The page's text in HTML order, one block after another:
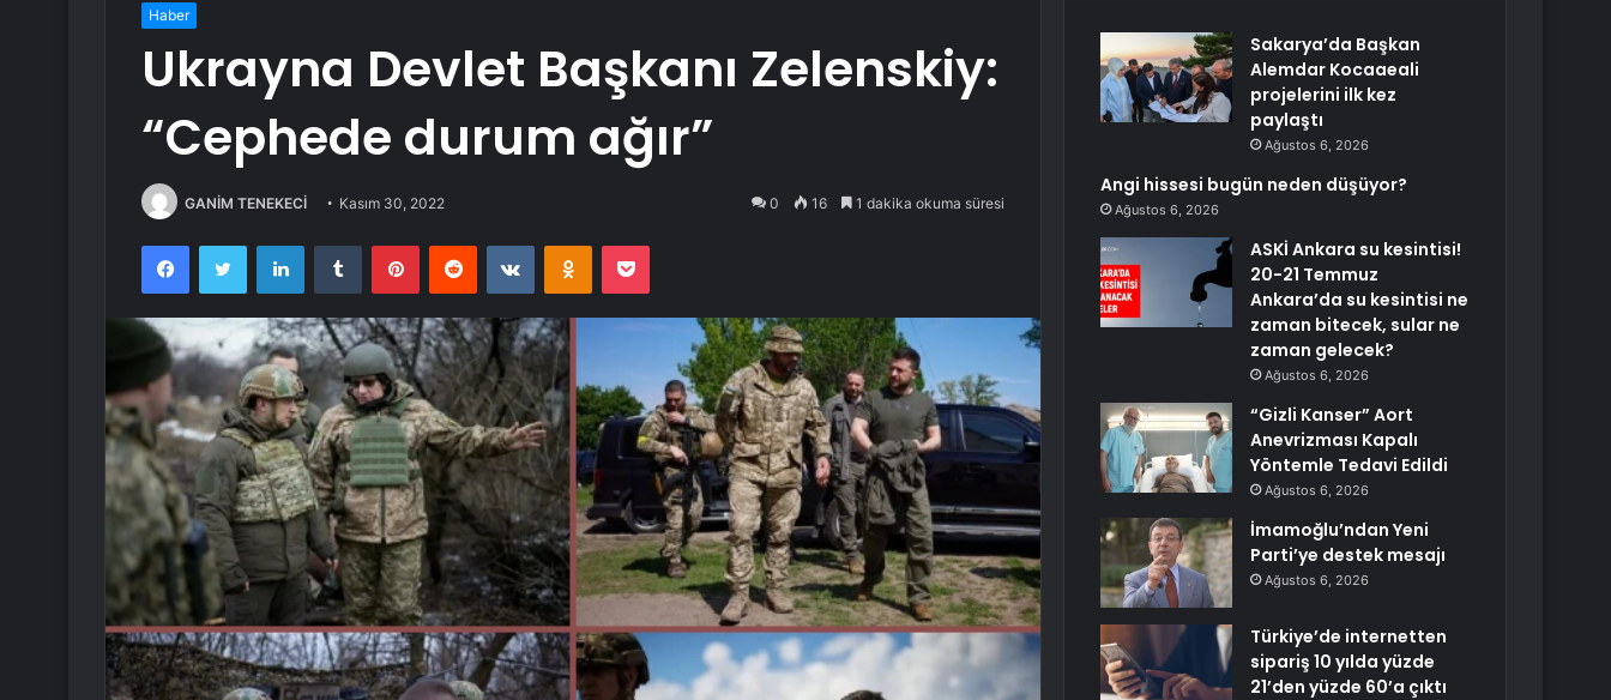
Haber
Ukrayna Devlet Başkanı Zelenskiy:
“Cephede durum ağır”
GANİM TENEKECİ Kasım 30, 2022 0 16 1 dakika okuma süresi
FacebookTwitter LinkedInTumblr PinterestReddit VKontakteOdnoklassniki
Pocket
Sakarya’da Başkan
Alemdar Kocaaeali
projelerini ilk kez
paylaştı
Ağustos 6, 2026
Angi hissesi bugün neden düşüyor?
Ağustos 6, 2026
ASKİ Ankara su kesintisi!
20-21 Temmuz
Ankara’da su kesintisi ne
zaman bitecek, sular ne
zaman gelecek?
Ağustos 6, 2026
“Gizli Kanser” Aort
Anevrizması Kapalı
Yöntemle Tedavi Edildi
Ağustos 6, 2026
İmamoğlu’ndan Yeni
Parti’ye destek mesajı
Ağustos 6, 2026
Türkiye’de internetten
sipariş 10 yılda yüzde
21’den yüzde 60’a çıktı